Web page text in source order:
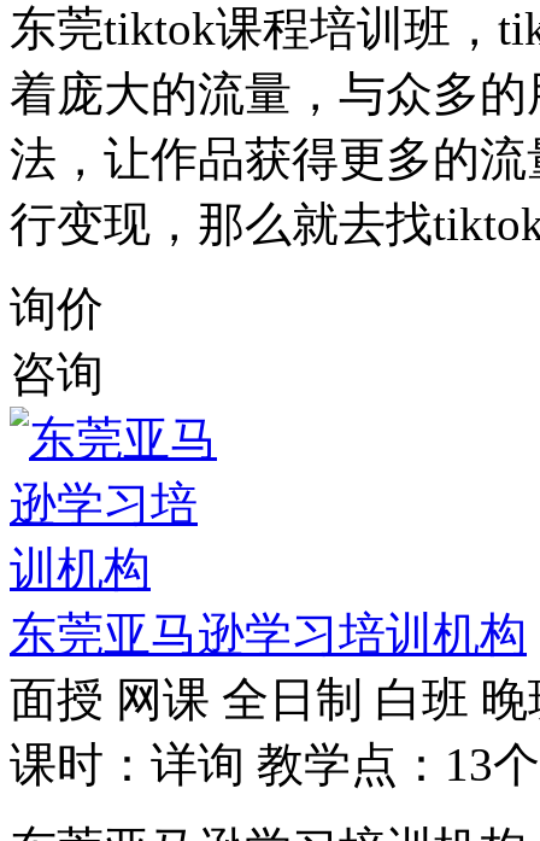
东莞tiktok课程培训班，
着庞大的流量，与众多
法，让作品获得更多的
行变现，那么就去找
询价
咨询
东莞亚马逊学习培训机构
面授 网课 全日制 白班 晚
课时：详询 教学点：13个